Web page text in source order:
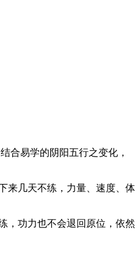
合易学的阴阳五行之变化，
来几天不练，力量、速度、体
，功力也不会退回原位，依然